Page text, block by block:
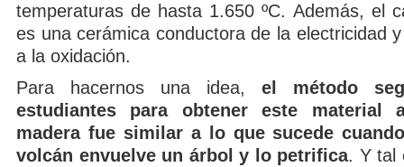
temperaturas de hasta 1.650 ºC. Además, el
es una cerámica conductora de la electricidad
a la oxidación.
Para hacernos una idea, el método
estudiantes para obtener este
madera fue similar a lo que sucede
volcán envuelve un árbol y lo petrifica. Y tal